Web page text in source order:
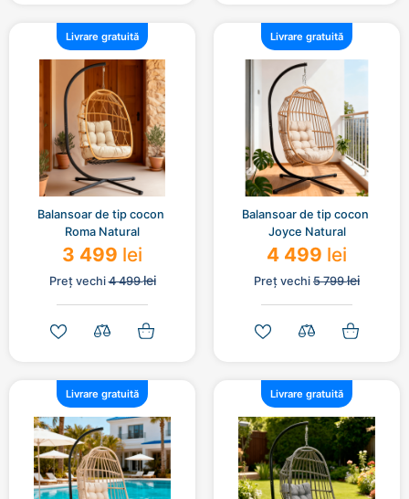
Livrare gratuită
Balansoar de tip cocon
Roma Natural
3 499 lei
Preț vechi4 499lei
Livrare gratuită
Balansoar de tip cocon
Joyce Natural
4 499 lei
Preț vechi 5 799lei
Livrare gratuită Livrare gratuită